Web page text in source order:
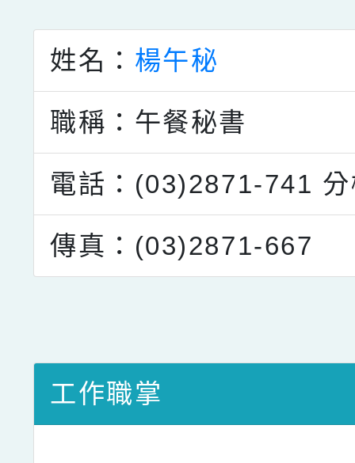
點擊Facebook分享及讚
姓名： 楊午秘
職稱：午餐秘書
電話：(03)2871-741
傳真：(03)2871-667
工作職掌